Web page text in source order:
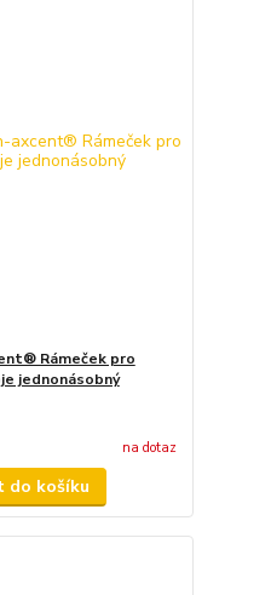
Rámeček pro
jednonásobný
na dotaz
do košíku